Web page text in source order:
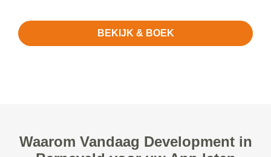
BEKIJK & BOEK
Waarom Vandaag Development in